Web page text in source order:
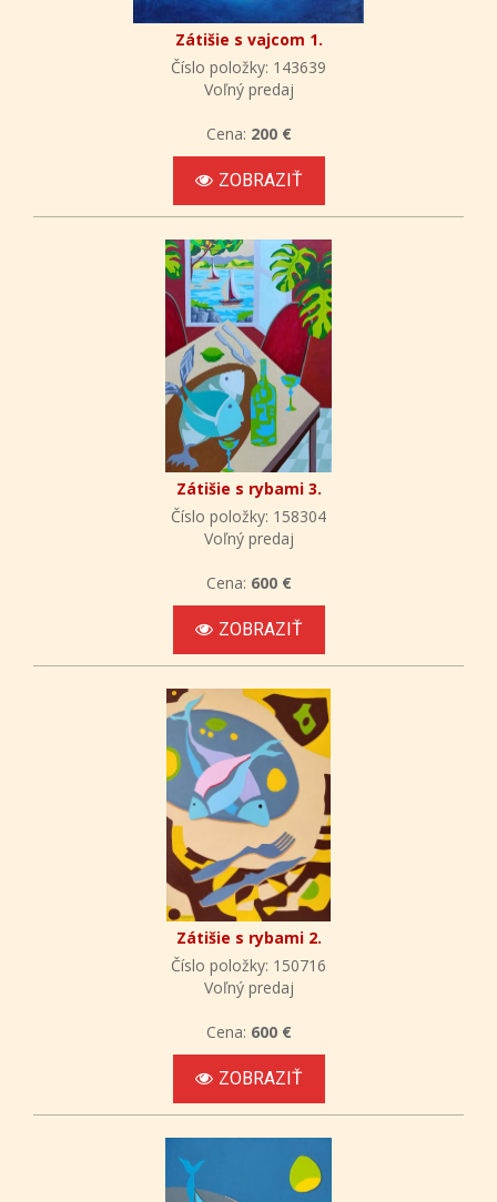
Zátišie s vajcom 1.
Číslo položky: 143639
Voľný predaj
Cena: 200 €
ZOBRAZIŤ
Zátišie s rybami 3.
Číslo položky: 158304
Voľný predaj
Cena: 600 €
ZOBRAZIŤ
Zátišie s rybami 2.
Číslo položky: 150716
Voľný predaj
Cena: 600 €
ZOBRAZIŤ